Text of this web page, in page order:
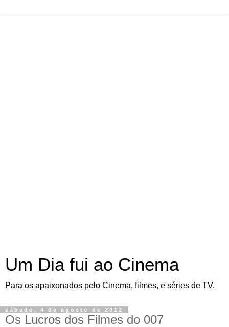
Um Dia fui ao Cinema
Para os apaixonados pelo Cinema, filmes, e séries de TV.
sábado, 4 de agosto de 2012
Os Lucros dos Filmes do 007